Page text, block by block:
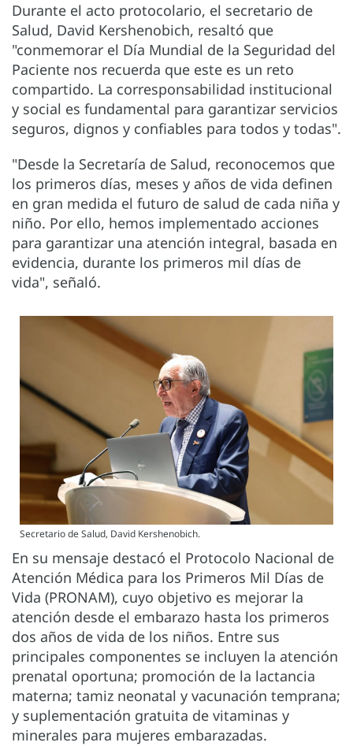
Durante el acto protocolario, el secretario de
Salud, David Kershenobich, resaltó que
"conmemorar el Día Mundial de la Seguridad del
Paciente nos recuerda que este es un reto
compartido. La corresponsabilidad institucional
y social es fundamental para garantizar servicios
seguros, dignos y confiables para todos y todas".
"Desde la Secretaría de Salud, reconocemos que
los primeros días, meses y años de vida definen
en gran medida el futuro de salud de cada niña y
niño. Por ello, hemos implementado acciones
para garantizar una atención integral, basada en
evidencia, durante los primeros mil días de
vida", señaló.
Secretario de Salud, David Kershenobich.
En su mensaje destacó el Protocolo Nacional de
Atención Médica para los Primeros Mil Días de
Vida (PRONAM), cuyo objetivo es mejorar la
atención desde el embarazo hasta los primeros
dos años de vida de los niños. Entre sus
principales componentes se incluyen la atención
prenatal oportuna; promoción de la lactancia
materna; tamiz neonatal y vacunación temprana;
y suplementación gratuita de vitaminas y
minerales para mujeres embarazadas.